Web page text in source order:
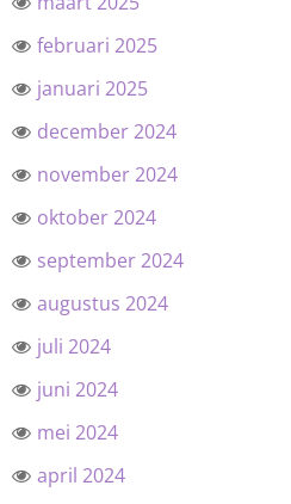
februari 2025
januari 2025
december 2024
november 2024
oktober 2024
september 2024
augustus 2024
juli 2024
juni 2024
mei 2024
april 2024